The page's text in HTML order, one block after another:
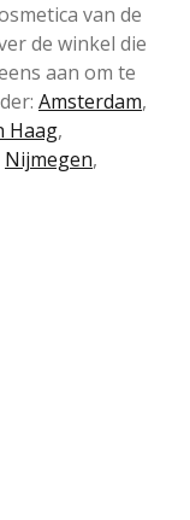
van de
de winkel die
aan om te
Amsterdam,
Haag,
Nijmegen,